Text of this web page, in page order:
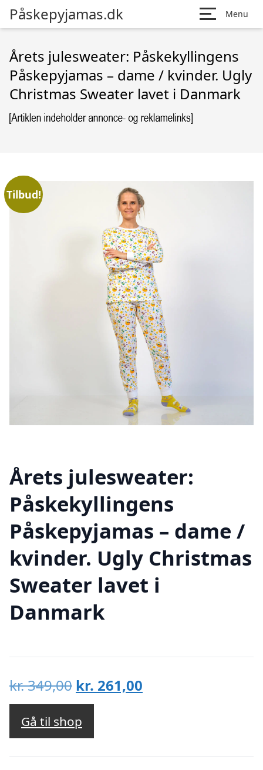
Påskepyjamas.dk Menu
Årets julesweater: Påskekyllingens
Påskepyjamas – dame / kvinder. Ugly
Christmas Sweater lavet i Danmark
Tilbud!
Årets julesweater:
Påskekyllingens
Påskepyjamas – dame /
kvinder. Ugly Christmas
Sweater lavet i
Danmark
kr.349,00 Den
oprindelige
pris
var:
kr. 349,00.
kr. 261,00
kr. 261,00.
Gå til shop